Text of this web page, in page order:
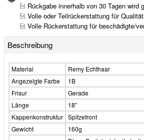
Rückgabe innerhalb von 30 Tagen wird
Volle oder Teilrückerstattung für
Volle Rückerstattung für beschädigte/
Beschreibung
Material
Remy Echthaar
Angezeigte Farbe
1B
Frisur
Gerade
Länge
18"
Kappenkonstruktur Spitzefront
Gewicht
160g